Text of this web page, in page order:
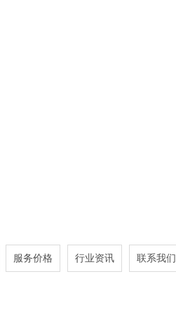
服务价格 行业资讯 联系我们